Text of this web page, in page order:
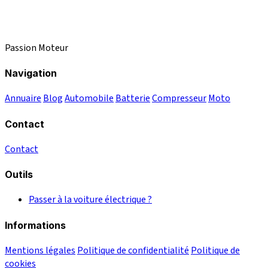
Passion Moteur
Navigation
Annuaire BlogAutomobile BatterieCompresseurMoto
Contact
Contact
Outils
Passer à la voiture électrique ?
Informations
Mentions légales Politique de confidentialité Politique de
cookies